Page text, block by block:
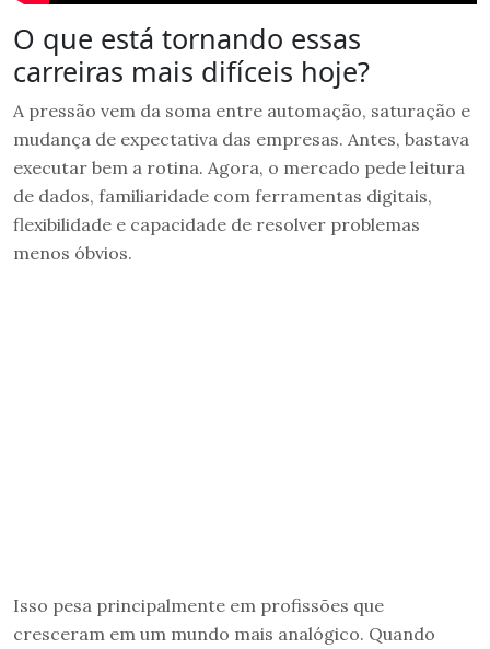
O que está tornando essas
carreiras mais difíceis hoje?
A pressão vem da soma entre automação, saturação e
mudança de expectativa das empresas. Antes, bastava
executar bem a rotina. Agora, o mercado pede leitura
de dados, familiaridade com ferramentas digitais,
flexibilidade e capacidade de resolver problemas
menos óbvios.
Isso pesa principalmente em profissões que
cresceram em um mundo mais analógico. Quando